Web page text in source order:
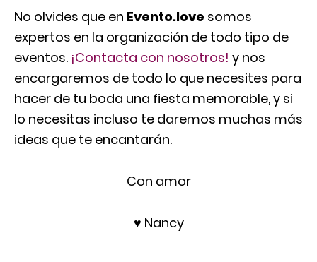
No olvides que en Evento.love somos
expertos en la organización de todo tipo de
eventos. ¡Contacta con nosotros! y nos
encargaremos de todo lo que necesites para
hacer de tu boda una fiesta memorable, y si
lo necesitas incluso te daremos muchas más
ideas que te encantarán.
Con amor
♥ Nancy